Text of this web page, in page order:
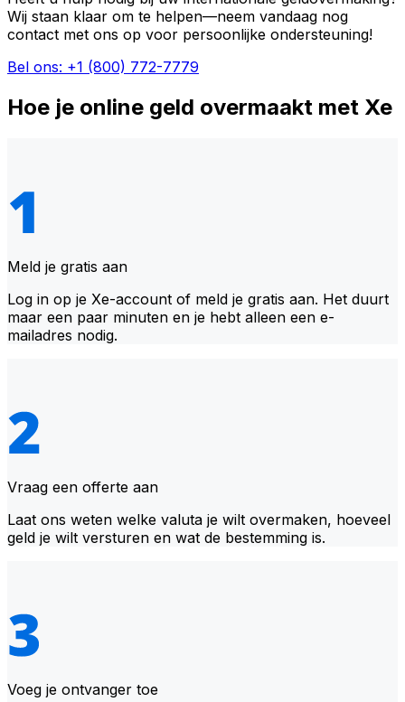
Wij staan klaar om te helpen—neem vandaag nog
contact met ons op voor persoonlijke ondersteuning!
Bel ons: +1 (800) 772-7779
Hoe je online geld overmaakt met Xe
Meld je gratis aan
Log in op je Xe-account of meld je gratis aan. Het duurt
maar een paar minuten en je hebt alleen een e-
mailadres nodig.
Vraag een offerte aan
Laat ons weten welke valuta je wilt overmaken, hoeveel
geld je wilt versturen en wat de bestemming is.
Voeg je ontvanger toe